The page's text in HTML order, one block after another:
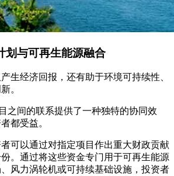
划与可再生能源融合
生经济回报，还有助于环境可持续性、
。
之间的联系提供了一种独特的协同效
都受益。
可以通过对指定项目作出重大财政贡献
。通过将这些资金专门用于可再生能源
风力涡轮机或可持续基础设施，投资者